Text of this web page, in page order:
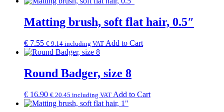
Matting brush, soft flat hair, 0.5″
€ 7.55 € 9.14 including VAT Add to Cart
Round Badger, size 8
€ 16.90 € 20.45 including VAT Add to Cart